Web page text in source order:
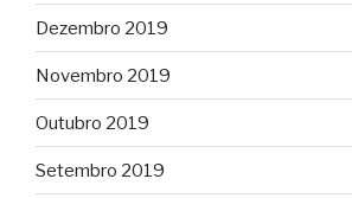
Dezembro 2019
Novembro 2019
Outubro 2019
Setembro 2019